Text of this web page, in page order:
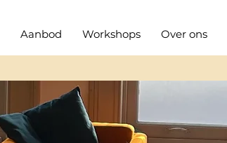
Aanbod Workshops Over ons